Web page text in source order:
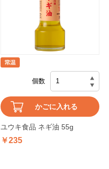
ユウキ食品 ネギ油 55g
￥235
個数
かごに入れる